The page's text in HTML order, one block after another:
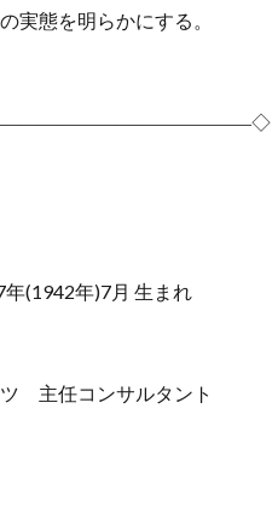
を明らかにする。
(1942年)7月 生まれ
主任コンサルタント